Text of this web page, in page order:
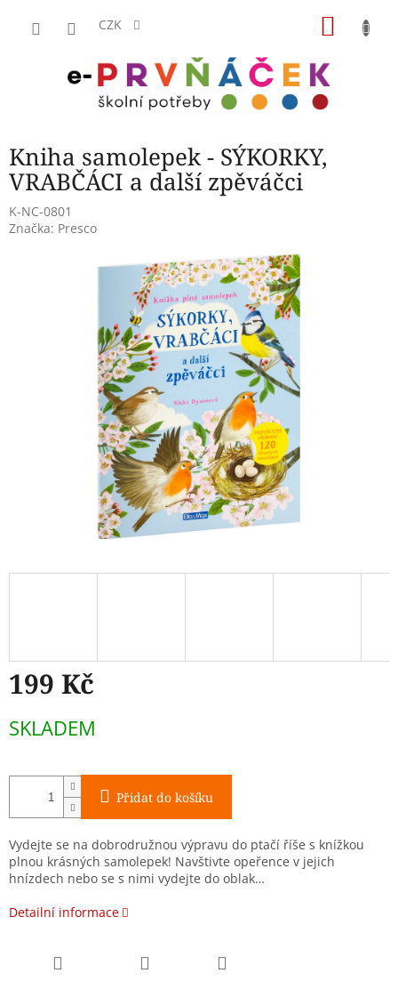
CZK
Kniha samolepek - SÝKORKY,
VRABČÁCI a další zpěváčci
K-NC-0801
Značka: Presco
199 Kč
cena:
SKLADEM
Přidat do košíku
Vydejte se na dobrodružnou výpravu do ptačí říše s knížkou
plnou krásných samolepek! Navštivte opeřence v jejich
hnízdech nebo se s nimi vydejte do oblak…
Detailní informace